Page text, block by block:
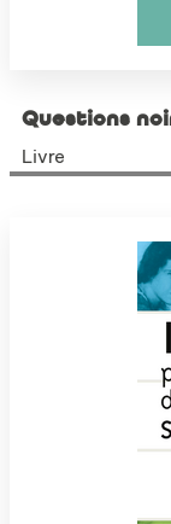
Questions
Livre